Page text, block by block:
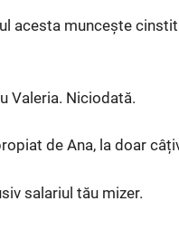
acesta muncește
Valeria. Niciodată.
de Ana, la doar
salariul tău mizer.